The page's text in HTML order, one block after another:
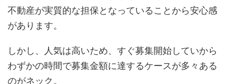
不動産が実質的な担保となっていることから安心感
があります。
しかし、人気は高いため、すぐ募集開始していから
わずかの時間で募集金額に達するケースが多々ある
のがネック。